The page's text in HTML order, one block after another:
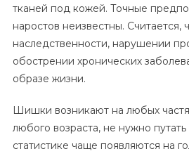
тканей под кожей. Точные
наростов неизвестны. Считается,
наследственности, нарушении
обострении хронических
образе жизни.
Шишки возникают на любых
любого возраста, не нужно
статистике чаще появляются на